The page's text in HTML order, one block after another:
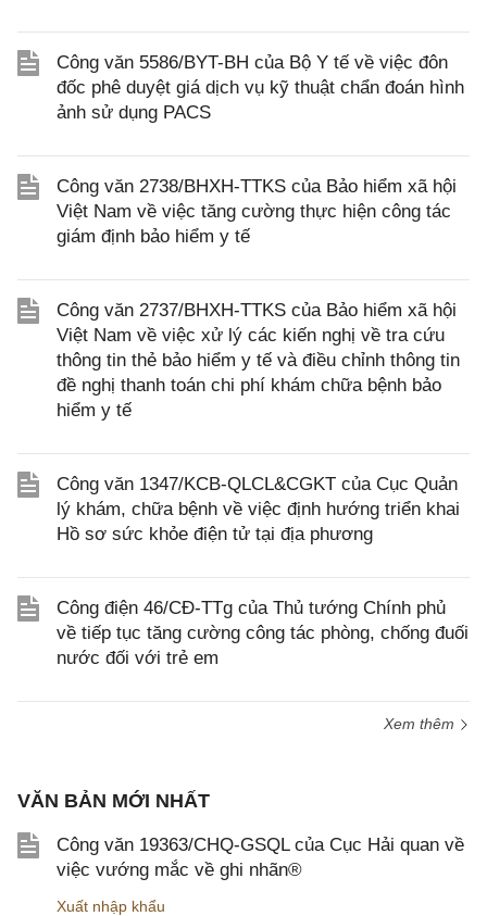
Công văn 5586/BYT-BH của Bộ Y tế về việc đôn
đốc phê duyệt giá dịch vụ kỹ thuật chẩn đoán hình
ảnh sử dụng PACS
Công văn 2738/BHXH-TTKS của Bảo hiểm xã hội
Việt Nam về việc tăng cường thực hiện công tác
giám định bảo hiểm y tế
Công văn 2737/BHXH-TTKS của Bảo hiểm xã hội
Việt Nam về việc xử lý các kiến nghị về tra cứu
thông tin thẻ bảo hiểm y tế và điều chỉnh thông tin
đề nghị thanh toán chi phí khám chữa bệnh bảo
hiểm y tế
Công văn 1347/KCB-QLCL&CGKT của Cục Quản
lý khám, chữa bệnh về việc định hướng triển khai
Hồ sơ sức khỏe điện tử tại địa phương
Công điện 46/CĐ-TTg của Thủ tướng Chính phủ
về tiếp tục tăng cường công tác phòng, chống đuối
nước đối với trẻ em
Xem thêm
VĂN BẢN MỚI NHẤT
Công văn 19363/CHQ-GSQL của Cục Hải quan về
việc vướng mắc về ghi nhãn®
Xuất nhập khẩu